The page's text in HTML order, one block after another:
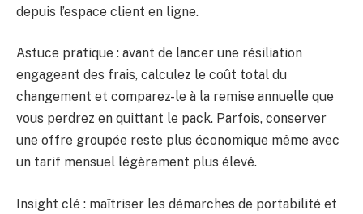
depuis l’espace client en ligne.
Astuce pratique : avant de lancer une résiliation
engageant des frais, calculez le coût total du
changement et comparez-le à la remise annuelle que
vous perdrez en quittant le pack. Parfois, conserver
une offre groupée reste plus économique même avec
un tarif mensuel légèrement plus élevé.
Insight clé : maîtriser les démarches de portabilité et